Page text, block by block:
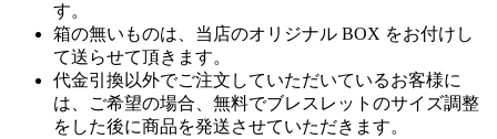
す。
箱の無いものは、当店のオリジナル BOX をお付けし
て送らせて頂きます。
代金引換以外でご注文していただいているお客様に
は、ご希望の場合、無料でブレスレットのサイズ調整
をした後に商品を発送させていただきます。